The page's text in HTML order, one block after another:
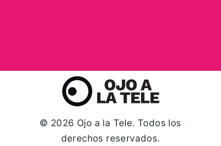
© 2026 Ojo a la Tele. Todos los
derechos reservados.